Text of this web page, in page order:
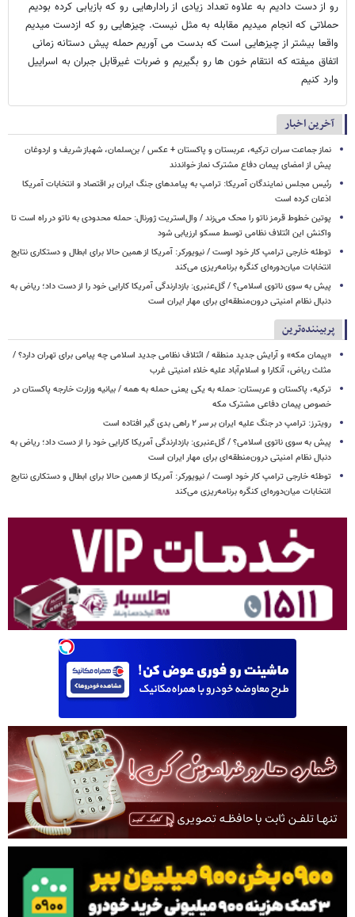
رو از دست دادیم به علاوه تعداد زیادی از رادارهایی رو که بازیابی کرده بودیم
حملاتی که انجام میدیم مقابله به مثل نیست. چیزهایی رو که ازدست میدیم
واقعا بیشتر از چیزهایی است که بدست می آوریم حمله پیش دستانه زمانی
اتفاق میفته که انتقام خون ها رو بگیریم و ضربات غیرقابل جبران به اسراییل
وارد کنیم
آخرین اخبار
نماز جماعت سران ترکیه، عربستان و پاکستان + عکس / بن‌سلمان، شهباز شریف و اردوغان
پیش از امضای پیمان دفاع مشترک نماز خواندند
رئیس مجلس نمایندگان آمریکا: ترامپ به پیامدهای جنگ ایران بر اقتصاد و انتخابات آمریکا
اذعان کرده است
پوتین خطوط قرمز ناتو را محک می‌زند / وال‌استریت ژورنال: حمله محدودی به ناتو در راه است تا
واکنش این ائتلاف نظامی توسط مسکو ارزیابی شود
توطئه خارجی ترامپ کار خود اوست / نیویورکر: آمریکا از همین حالا برای ابطال و دستکاری نتایج
انتخابات میان‌دوره‌ای کنگره برنامه‌ریزی می‌کند
پیش به سوی ناتوی اسلامی؟ / گل‌عنبری: بازدارندگی آمریکا کارایی خود را از دست داد؛ ریاض به
دنبال نظام امنیتی درون‌منطقه‌ای برای مهار ایران است
پربیننده‌ترین
«پیمان مکه» و آرایش جدید منطقه / ائتلاف نظامی جدید اسلامی چه پیامی برای تهران دارد؟ /
مثلث ریاض، آنکارا و اسلام‌آباد علیه خلاء امنیتی غرب
ترکیه، پاکستان و عربستان: حمله به یکی یعنی حمله به همه / بیانیه وزارت خارجه پاکستان در
خصوص پیمان دفاعی مشترک مکه
رویترز: ترامپ در جنگ علیه ایران بر سر ۲ راهی بدی گیر افتاده است
پیش به سوی ناتوی اسلامی؟ / گل‌عنبری: بازدارندگی آمریکا کارایی خود را از دست داد؛ ریاض به
دنبال نظام امنیتی درون‌منطقه‌ای برای مهار ایران است
توطئه خارجی ترامپ کار خود اوست / نیویورکر: آمریکا از همین حالا برای ابطال و دستکاری نتایج
انتخابات میان‌دوره‌ای کنگره برنامه‌ریزی می‌کند